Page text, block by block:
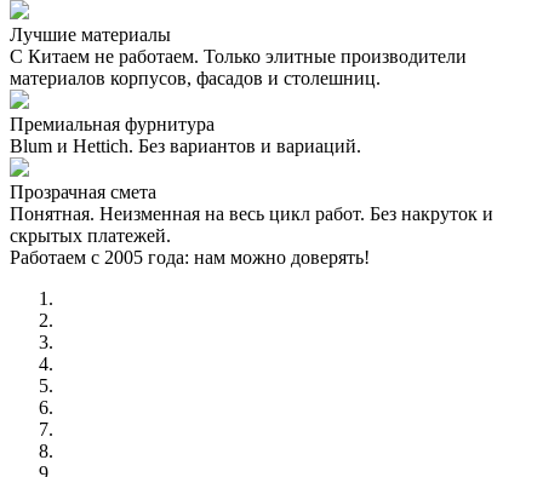
Лучшие материалы
С Китаем не работаем. Только элитные производители
материалов корпусов, фасадов и столешниц.
Премиальная фурнитура
Blum и Hettich. Без вариантов и вариаций.
Прозрачная смета
Понятная. Неизменная на весь цикл работ. Без накруток и
скрытых платежей.
Работаем с 2005 года: нам можно доверять!